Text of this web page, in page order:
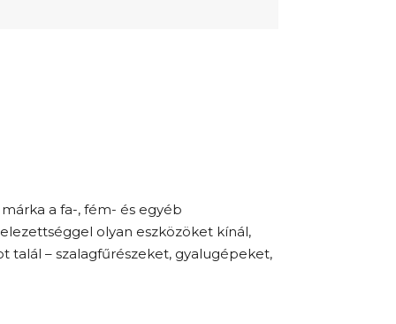
márka a fa-, fém- és egyéb
olyan eszközöket kínál,
– szalagfűrészeket, gyalugépeket,